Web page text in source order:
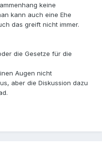
keine
kann auch eine Ehe
das greift nicht immer.
die Gesetze für die
Augen nicht
aber die Diskussion dazu